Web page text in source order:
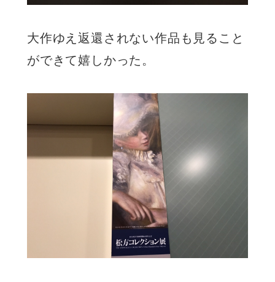
大作ゆえ返還されない作品も見ること
ができて嬉しかった。